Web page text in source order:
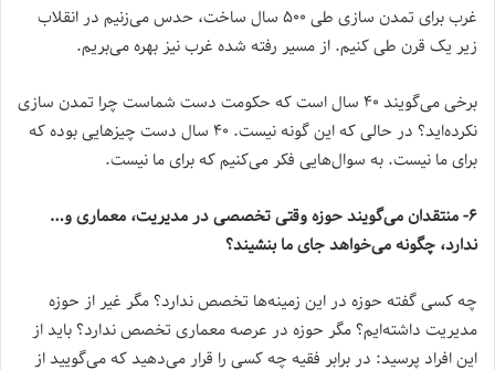
غرب برای تمدن سازی طی ۵۰۰ سال ساخت، حدس می‌زنیم در انقلاب
زیر یک قرن طی کنیم. از مسیر رفته شده غرب نیز بهره می‌بریم.
برخی می‌گویند ۴۰ سال است که حکومت دست شماست چرا تمدن سازی
نکرده‌اید؟ در حالی که این گونه نیست. ۴۰ سال دست چیزهایی بوده که
برای ما نیست. به سوال‌هایی فکر می‌کنیم که برای ما نیست.
۶- منتقدان می‌گویند حوزه وقتی تخصصی در مدیریت، معماری و…
ندارد، چگونه می‌خواهد جای ما بنشیند؟
چه کسی گفته حوزه در این زمینه‌ها تخصص ندارد؟ مگر غیر از حوزه
مدیریت داشته‌ایم؟ مگر حوزه در عرصه معماری تخصص ندارد؟ باید از
این افراد پرسید: در برابر فقیه چه کسی را قرار می‌دهید که می‌گویید از